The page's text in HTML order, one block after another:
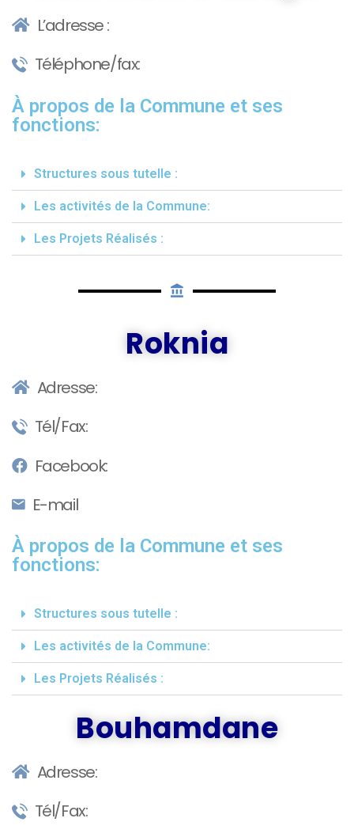
L’adresse :
Téléphone/fax:
À propos de la Commune et ses
fonctions:
Structures sous tutelle :
Les activités de la Commune:
Les Projets Réalisés :
Roknia
Adresse:
Tél/Fax:
Facebook:
E-mail
À propos de la Commune et ses
fonctions:
Structures sous tutelle :
Les activités de la Commune:
Les Projets Réalisés :
Bouhamdane
Adresse:
Tél/Fax: